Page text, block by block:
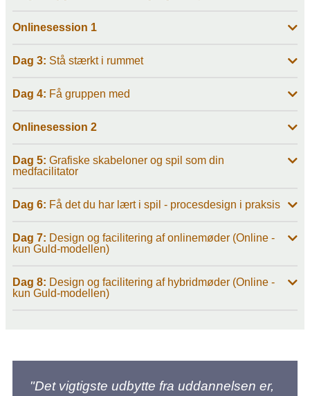
Onlinesession 1
Dag 3: Stå stærkt i rummet
Dag 4: Få gruppen med
Onlinesession 2
Dag 5: Grafiske skabeloner og spil som din
medfacilitator
Dag 6: Få det du har lært i spil - procesdesign i praksis
Dag 7: Design og facilitering af onlinemøder (Online -
kun Guld-modellen)
Dag 8: Design og facilitering af hybridmøder (Online -
kun Guld-modellen)
"Det vigtigste udbytte fra uddannelsen er,